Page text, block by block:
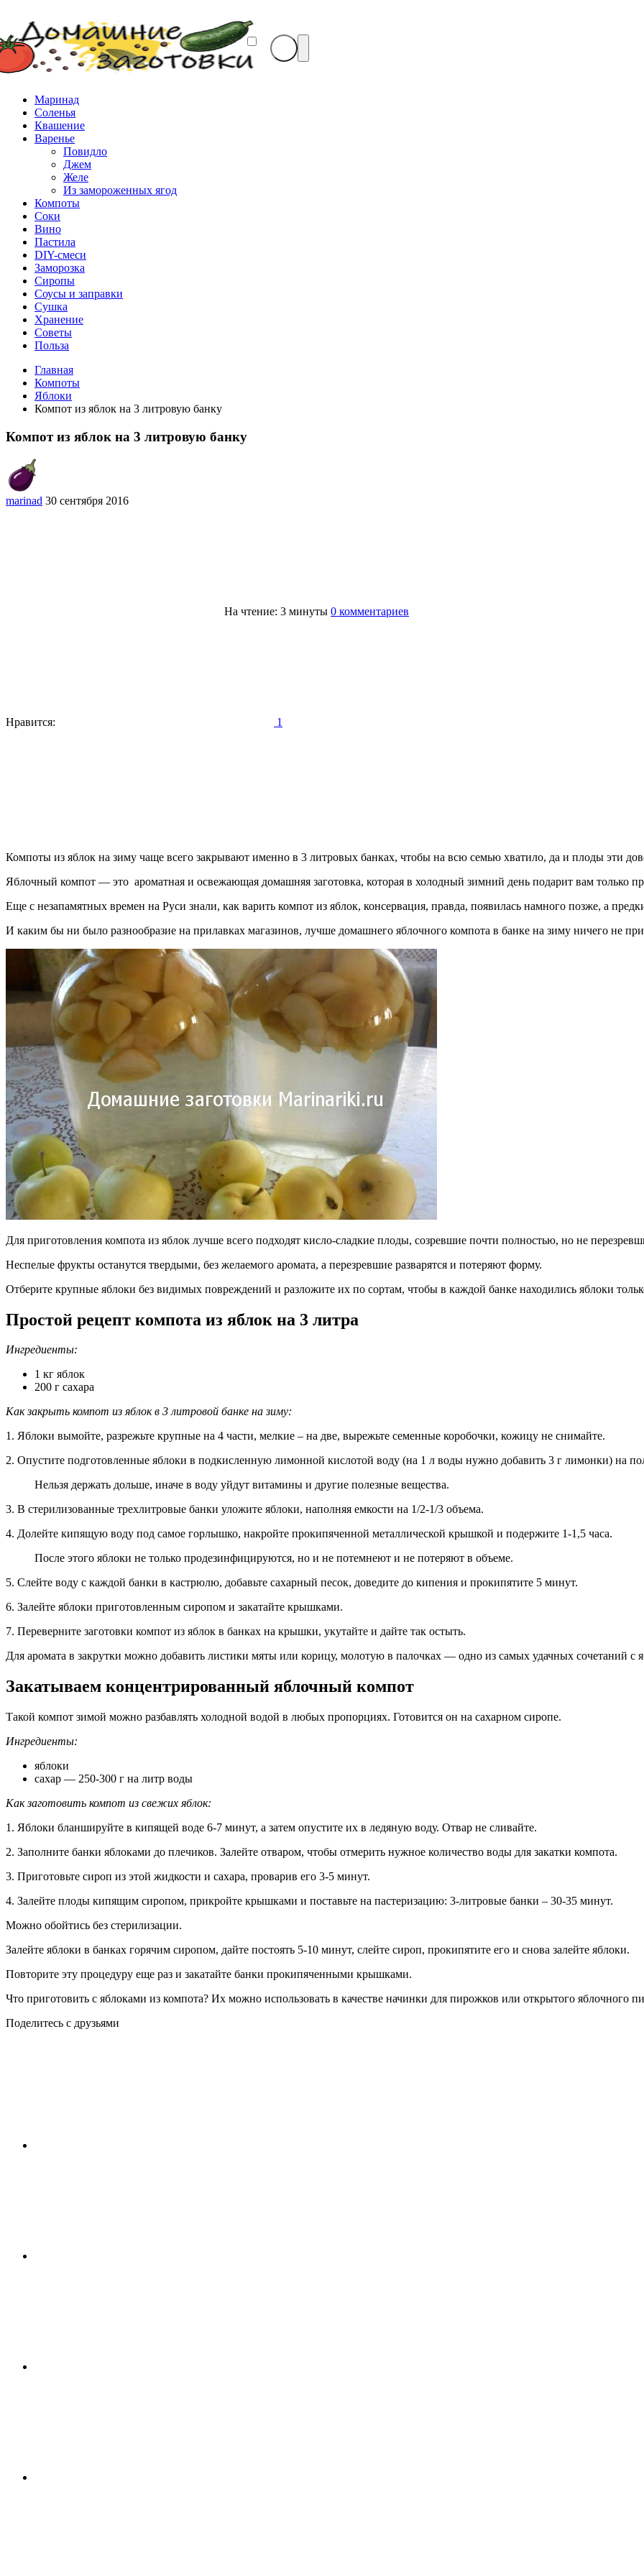
Маринад
Соленья
Квашение
Варенье
Повидло
Джем
Желе
Из замороженных ягод
Компоты
Соки
Вино
Пастила
DIY-смеси
Заморозка
Сиропы
Соусы и заправки
Сушка
Хранение
Советы
Польза
Главная
Компоты
Яблоки
Компот из яблок на 3 литровую банку
Компот из яблок на 3 литровую банку
marinad 30 сентября 2016
На чтение: 3 минуты 0 комментариев
Нравится: 1
Компоты из яблок на зиму чаще всего закрывают именно в 3 литровых банках, чтобы на всю семью хватило, да и плоды эти
Яблочный компот — это ароматная и освежающая домашняя заготовка, которая в холодный зимний день подарит вам только
Еще с незапамятных времен на Руси знали, как варить компот из яблок, консервация, правда, появилась намного позже, а
И каким бы ни было разнообразие на прилавках магазинов, лучше домашнего яблочного компота в банке на зиму ничего не
Для приготовления компота из яблок лучше всего подходят кисло-сладкие плоды, созревшие почти полностью, но не
Неспелые фрукты останутся твердыми, без желаемого аромата, а перезревшие разварятся и потеряют форму.
Отберите крупные яблоки без видимых повреждений и разложите их по сортам, чтобы в каждой банке находились яблоки
Простой рецепт компота из яблок на 3 литра
Ингредиенты:
1 кг яблок
200 г сахара
Как закрыть компот из яблок в 3 литровой банке на зиму:
1. Яблоки вымойте, разрежьте крупные на 4 части, мелкие – на две, вырежьте семенные коробочки, кожицу не снимайте.
2. Опустите подготовленные яблоки в подкисленную лимонной кислотой воду (на 1 л воды нужно добавить 3 г лимонки) на
Нельзя держать дольше, иначе в воду уйдут витамины и другие полезные вещества.
3. В стерилизованные трехлитровые банки уложите яблоки, наполняя емкости на 1/2-1/3 объема.
4. Долейте кипящую воду под самое горлышко, накройте прокипяченной металлической крышкой и подержите 1-1,5 часа.
После этого яблоки не только продезинфицируются, но и не потемнеют и не потеряют в объеме.
5. Слейте воду с каждой банки в кастрюлю, добавьте сахарный песок, доведите до кипения и прокипятите 5 минут.
6. Залейте яблоки приготовленным сиропом и закатайте крышками.
7. Переверните заготовки компот из яблок в банках на крышки, укутайте и дайте так остыть.
Для аромата в закрутки можно добавить листики мяты или корицу, молотую в палочках — одно из самых удачных сочетаний с
Закатываем концентрированный яблочный компот
Такой компот зимой можно разбавлять холодной водой в любых пропорциях. Готовится он на сахарном сиропе.
Ингредиенты:
яблоки
сахар — 250-300 г на литр воды
Как заготовить компот из свежих яблок:
1. Яблоки бланшируйте в кипящей воде 6-7 минут, а затем опустите их в ледяную воду. Отвар не сливайте.
2. Заполните банки яблоками до плечиков. Залейте отваром, чтобы отмерить нужное количество воды для закатки компота.
3. Приготовьте сироп из этой жидкости и сахара, проварив его 3-5 минут.
4. Залейте плоды кипящим сиропом, прикройте крышками и поставьте на пастеризацию: 3-литровые банки – 30-35 минут.
Можно обойтись без стерилизации.
Залейте яблоки в банках горячим сиропом, дайте постоять 5-10 минут, слейте сироп, прокипятите его и снова залейте яблоки.
Повторите эту процедуру еще раз и закатайте банки прокипяченными крышками.
Что приготовить с яблоками из компота? Их можно использовать в качестве начинки для пирожков или открытого яблочного
Поделитесь с друзьями